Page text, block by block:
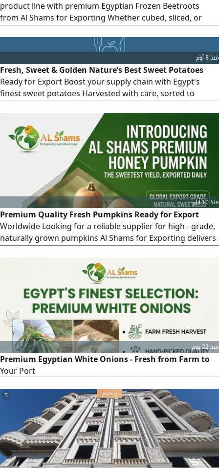
product line with premium Egyptian Frozen Beetroots
from Al Shams for Exporting Whether cubed, sliced, or
rich flavor, and maximum nutritional valueready for global
shipment. High - grade quality Year - round availability
Strict compliance with international standards Flexible
packaging options Contact
منذ 8 أيام
Fresh, Sweet & Golden Nature’s Best Sweet Potatoes
Ready for Export Boost your supply chain with Egypt's
finest sweet potatoes Harvested with care, sorted to
upon arrival. Varieties Beauregard Bellevue Packaging
Customized mesh bags or cartoon boxes per client
request Export Destinations Worldwide Partner with Al -
Shams for Exporting today for
منذ 10 أيام
Premium Quality Fresh Pumpkins Ready for Export
Worldwide Looking for a reliable supplier for high - grade,
naturally grown pumpkins Al Shams for Exporting delivers
fields to your global market. Why Partner with Us Superior
Quality Rich color, optimal sweetness, and high nutritional
value. Global Standards Freshly harvested, meticulously
منذ 22 يوم
Premium Egyptian White Onions - Fresh from Farm to
Your Port
5